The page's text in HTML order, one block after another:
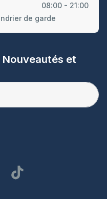
08:00 - 21:00
de garde
et